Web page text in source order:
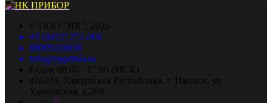
© ООО "НК", 2026
+7 (3412) 277-001
88005118036
info@nkpribor.ru
Будни 08:00 - 17:00 (МСК)
426034, Удмуртская Республика, г. Ижевск, ул.
Удмуртская, д.268